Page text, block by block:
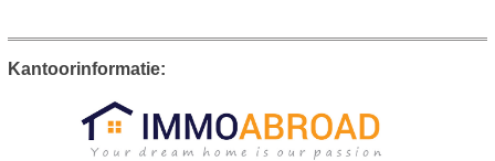
Kantoorinformatie: